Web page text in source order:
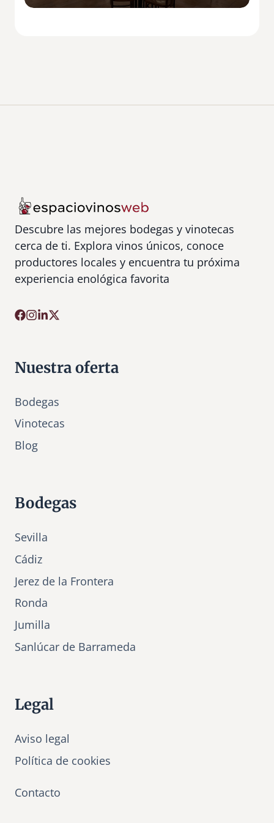
sc
Descubre las mejores bodegas y vinotecas
cerca de ti. Explora vinos únicos, conoce
productores locales y encuentra tu próxima
experiencia enológica favorita
Nuestra oferta
Bodegas
Vinotecas
Blog
Bodegas
Sevilla
Cádiz
Jerez de la Frontera
Ronda
Jumilla
Sanlúcar de Barrameda
Legal
Aviso legal
Política de cookies
Contacto